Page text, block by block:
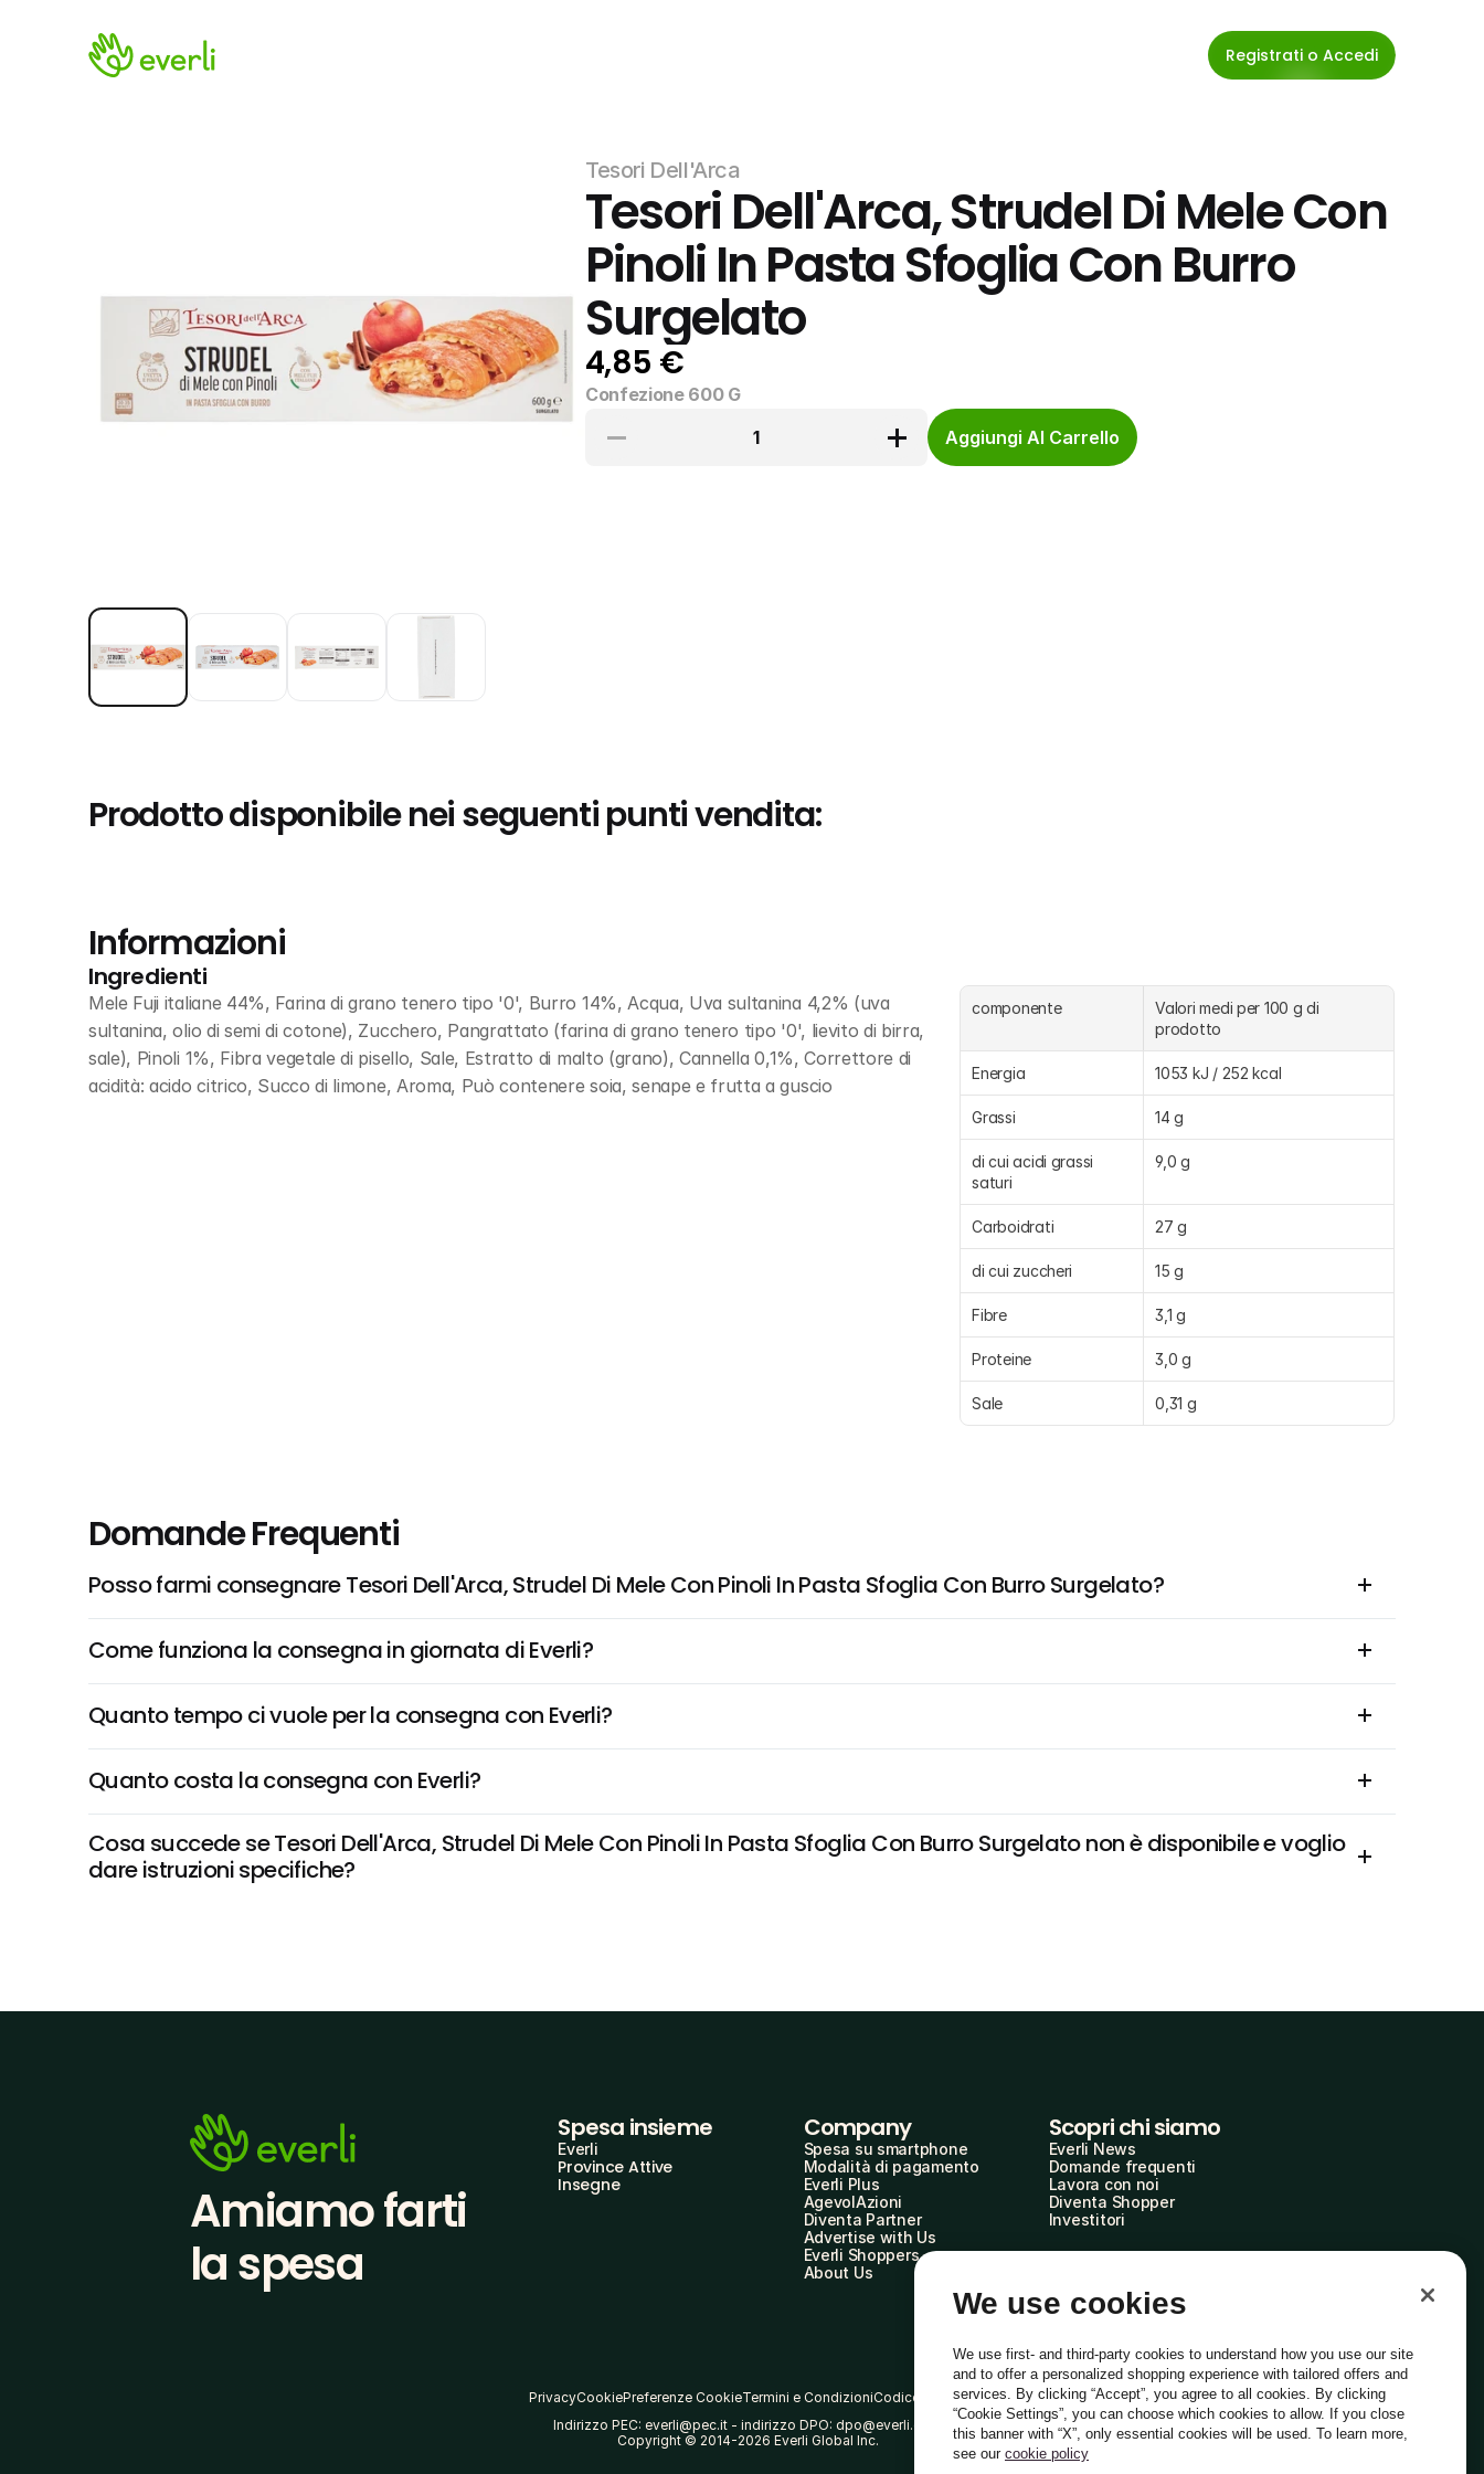
Registrati o Accedi
Tesori Dell'Arca
Tesori Dell'Arca, Strudel Di Mele Con
Pinoli In Pasta Sfoglia Con Burro
Surgelato
4,85 €
Confezione 600 G
1
Aggiungi Al Carrello
Prodotto disponibile nei seguenti punti vendita:
Informazioni
Ingredienti
Mele Fuji italiane 44%, Farina di grano tenero tipo '0', Burro 14%, Acqua, Uva sultanina 4,2% (uva
sultanina, olio di semi di cotone), Zucchero, Pangrattato (farina di grano tenero tipo '0', lievito di birra,
sale), Pinoli 1%, Fibra vegetale di pisello, Sale, Estratto di malto (grano), Cannella 0,1%, Correttore di
acidità: acido citrico, Succo di limone, Aroma, Può contenere soia, senape e frutta a guscio
componente
Valori medi per 100 g di
prodotto
Energia 1053 kJ / 252 kcal
Grassi 14 g
di cui acidi grassi
saturi
9,0 g
Carboidrati 27 g
di cui zuccheri 15 g
Fibre 3,1 g
Proteine 3,0 g
Sale 0,31 g
Domande Frequenti
Posso farmi consegnare Tesori Dell'Arca, Strudel Di Mele Con Pinoli In Pasta Sfoglia Con Burro Surgelato?
Come funziona la consegna in giornata di Everli?
Quanto tempo ci vuole per la consegna con Everli?
Quanto costa la consegna con Everli?
Cosa succede se Tesori Dell'Arca, Strudel Di Mele Con Pinoli In Pasta Sfoglia Con Burro Surgelato non è disponibile e voglio
dare istruzioni specifiche?
Amiamo farti
la spesa
Spesa insieme
Everli
Province Attive
Insegne
Company
Spesa su smartphone
Modalità di pagamento
Everli Plus
AgevolAzioni
Diventa Partner
Advertise with Us
Everli Shoppers
About Us
Scopri chi siamo
Everli News
Domande frequenti
Lavora con noi
Diventa Shopper
Investitori
PrivacyCookiePreferenze CookieTermini e CondizioniCodice Etico
Indirizzo PEC: everli@pec.it - indirizzo DPO: dpo@everli.com
Copyright © 2014-2026 Everli Global Inc.
Italiano
We use cookies
We use first- and third-party cookies to understand how you use our site
and to offer a personalized shopping experience with tailored offers and
services. By clicking “Accept”, you agree to all cookies. By clicking
“Cookie Settings”, you can choose which cookies to allow. If you close
this banner with “X”, only essential cookies will be used. To learn more,
see our cookie policy